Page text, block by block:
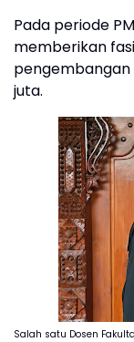
Pada periode
memberikan
pengembangan
juta.
Salah satu Dosen